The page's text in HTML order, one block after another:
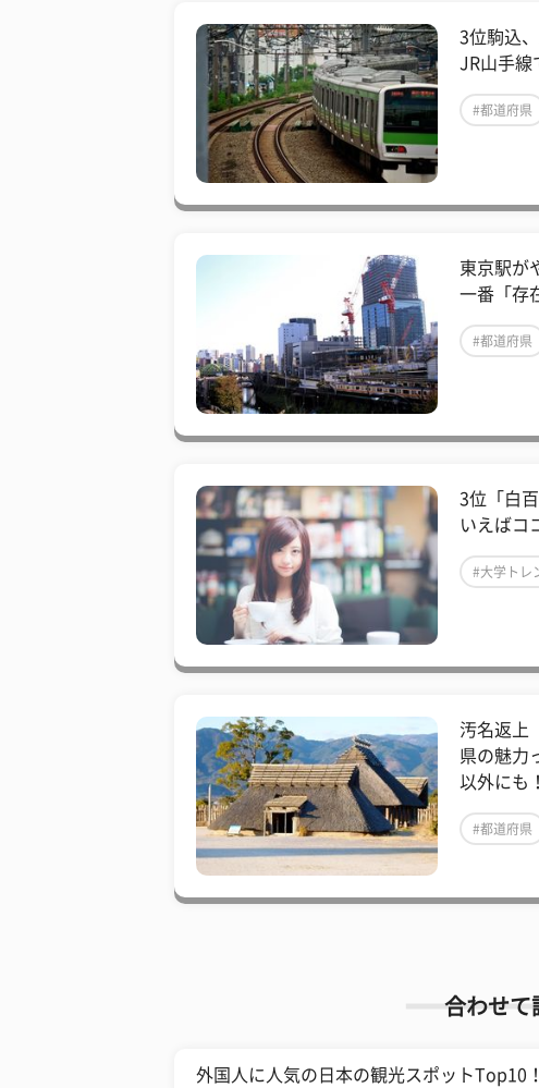
3位駒込
JR山手
#都道府県
東京駅が
一番「存
#都道府県
3位「白
いえばコ
#大学トレ
汚名返上
県の魅力
以外にも！
#都道府県
合わせて
外国人に人気の日本の観光スポットTop10